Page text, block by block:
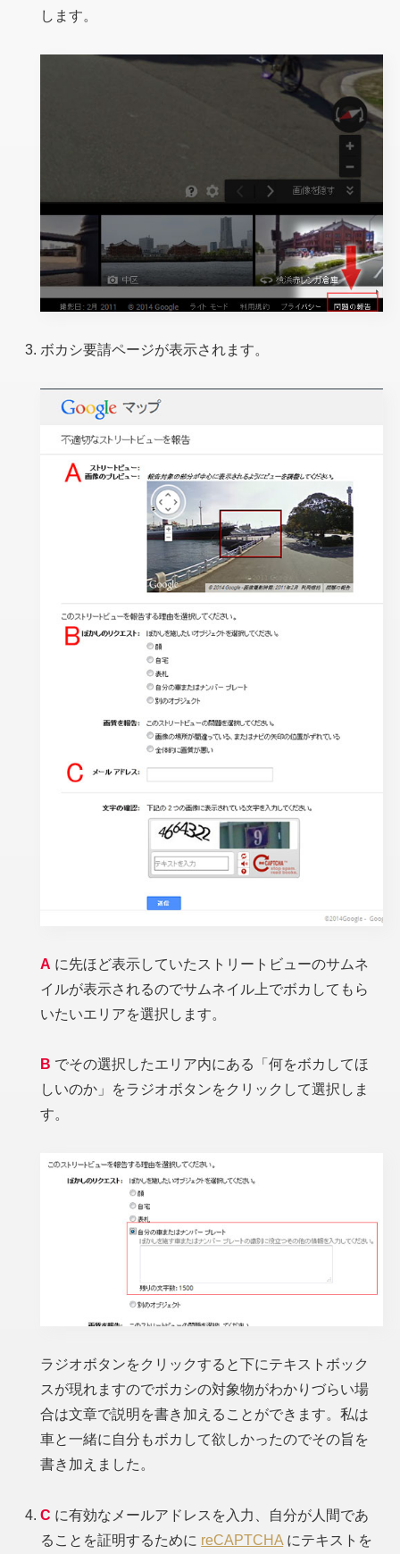
します。
ボカシ要請ページが表示されます。
A に先ほど表示していたストリートビューのサムネ
イルが表示されるのでサムネイル上でボカしてもら
いたいエリアを選択します。
B でその選択したエリア内にある「何をボカしてほ
しいのか」をラジオボタンをクリックして選択しま
す。
ラジオボタンをクリックすると下にテキストボック
スが現れますのでボカシの対象物がわかりづらい場
合は文章で説明を書き加えることができます。私は
車と一緒に自分もボカして欲しかったのでその旨を
書き加えました。
C に有効なメールアドレスを入力、自分が人間であ
ることを証明するために reCAPTCHA にテキストを